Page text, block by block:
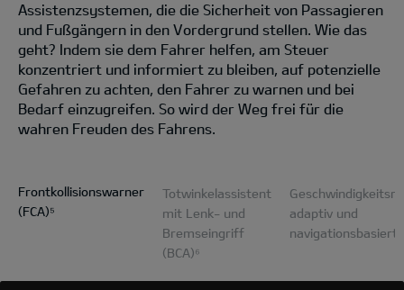
Assistenzsystemen, die die Sicherheit von Passagieren
und Fußgängern in den Vordergrund stellen. Wie das
geht? Indem sie dem Fahrer helfen, am Steuer
konzentriert und informiert zu bleiben, auf potenzielle
Gefahren zu achten, den Fahrer zu warnen und bei
Bedarf einzugreifen. So wird der Weg frei für die
wahren Freuden des Fahrens.
Frontkollisionswarner
(FCA)⁵
Totwinkelassistent
mit Lenk- und
Bremseingriff
(BCA)⁶
adaptiv und
navigationsbasiert